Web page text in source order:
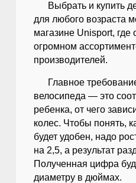
Выбрать и купить
для любого возраста
магазине Unisport,
огромном
производителей.
Главное
велосипеда — это
ребенка, от чего
колес. Чтобы понять,
будет удобен, надо
на 2,5, а результат
Полученная цифра
диаметру в дюймах.